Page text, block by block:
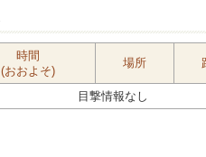
時間
(おおよそ)
場所
目撃情報なし